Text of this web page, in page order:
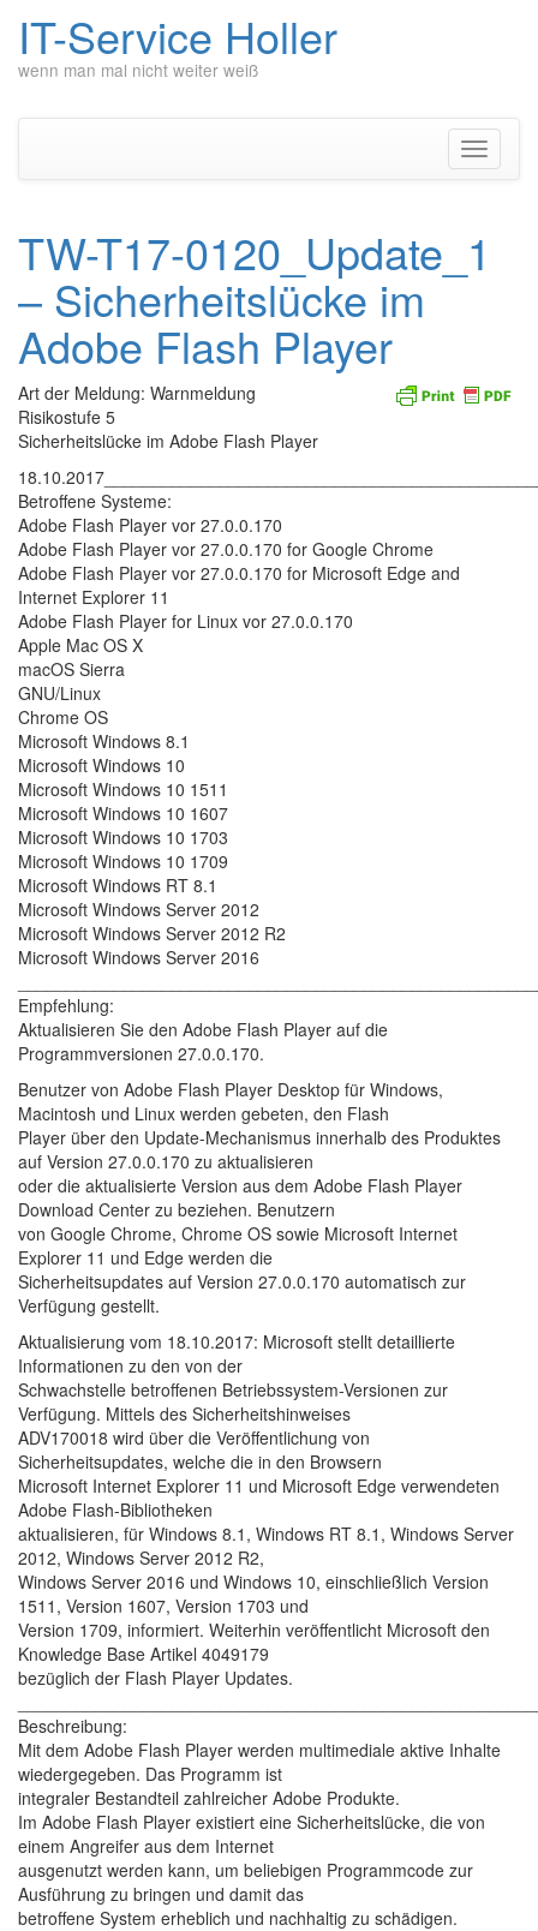
IT-Service Holler
wenn man mal nicht weiter weiß
TW-T17-0120_Update_1
– Sicherheitslücke im
Adobe Flash Player
Art der Meldung: Warnmeldung
Risikostufe 5
Sicherheitslücke im Adobe Flash Player
Betroffene Systeme:
Adobe Flash Player vor 27.0.0.170
Adobe Flash Player vor 27.0.0.170 for Google Chrome
Adobe Flash Player vor 27.0.0.170 for Microsoft Edge and
Internet Explorer 11
Adobe Flash Player for Linux vor 27.0.0.170
Apple Mac OS X
macOS Sierra
GNU/Linux
Chrome OS
Microsoft Windows 8.1
Microsoft Windows 10
Microsoft Windows 10 1511
Microsoft Windows 10 1607
Microsoft Windows 10 1703
Microsoft Windows 10 1709
Microsoft Windows RT 8.1
Microsoft Windows Server 2012
Microsoft Windows Server 2012 R2
Microsoft Windows Server 2016
Empfehlung:
Aktualisieren Sie den Adobe Flash Player auf die
Programmversionen 27.0.0.170.
Benutzer von Adobe Flash Player Desktop für Windows,
Macintosh und Linux werden gebeten, den Flash
Player über den Update-Mechanismus innerhalb des Produktes
auf Version 27.0.0.170 zu aktualisieren
oder die aktualisierte Version aus dem Adobe Flash Player
Download Center zu beziehen. Benutzern
von Google Chrome, Chrome OS sowie Microsoft Internet
Explorer 11 und Edge werden die
Sicherheitsupdates auf Version 27.0.0.170 automatisch zur
Verfügung gestellt.
Aktualisierung vom 18.10.2017: Microsoft stellt detaillierte
Informationen zu den von der
Schwachstelle betroffenen Betriebssystem-Versionen zur
Verfügung. Mittels des Sicherheitshinweises
ADV170018 wird über die Veröffentlichung von
Sicherheitsupdates, welche die in den Browsern
Microsoft Internet Explorer 11 und Microsoft Edge verwendeten
Adobe Flash-Bibliotheken
aktualisieren, für Windows 8.1, Windows RT 8.1, Windows Server
2012, Windows Server 2012 R2,
Windows Server 2016 und Windows 10, einschließlich Version
1511, Version 1607, Version 1703 und
Version 1709, informiert. Weiterhin veröffentlicht Microsoft den
Knowledge Base Artikel 4049179
bezüglich der Flash Player Updates.
Beschreibung:
Mit dem Adobe Flash Player werden multimediale aktive Inhalte
wiedergegeben. Das Programm ist
integraler Bestandteil zahlreicher Adobe Produkte.
Im Adobe Flash Player existiert eine Sicherheitslücke, die von
einem Angreifer aus dem Internet
ausgenutzt werden kann, um beliebigen Programmcode zur
Ausführung zu bringen und damit das
betroffene System erheblich und nachhaltig zu schädigen.